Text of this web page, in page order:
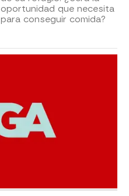
oportunidad que necesita
para conseguir comida?